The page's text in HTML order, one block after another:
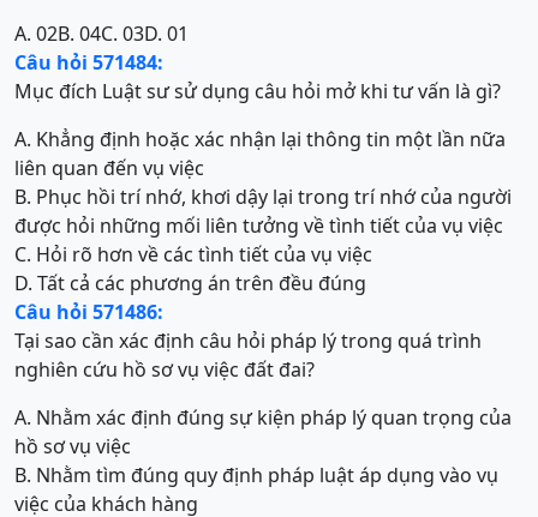
A. 02B. 04C. 03D. 01
Câu hỏi 571484:
Mục đích Luật sư sử dụng câu hỏi mở khi tư vấn là gì?
A. Khẳng định hoặc xác nhận lại thông tin một lần nữa
liên quan đến vụ việc
B. Phục hồi trí nhớ, khơi dậy lại trong trí nhớ của người
được hỏi những mối liên tưởng về tình tiết của vụ việc
C. Hỏi rõ hơn về các tình tiết của vụ việc
D. Tất cả các phương án trên đều đúng
Câu hỏi 571486:
Tại sao cần xác định câu hỏi pháp lý trong quá trình
nghiên cứu hồ sơ vụ việc đất đai?
A. Nhằm xác định đúng sự kiện pháp lý quan trọng của
hồ sơ vụ việc
B. Nhằm tìm đúng quy định pháp luật áp dụng vào vụ
việc của khách hàng